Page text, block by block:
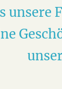
unsere